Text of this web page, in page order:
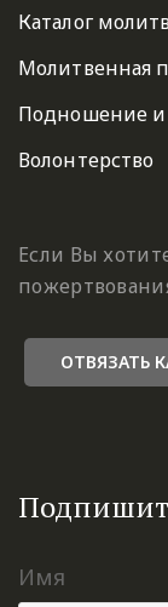
Каталог
Молитвенная
Подношение и
Волонтерство
Если Вы
ОТВЯЗАТЬ
Имя